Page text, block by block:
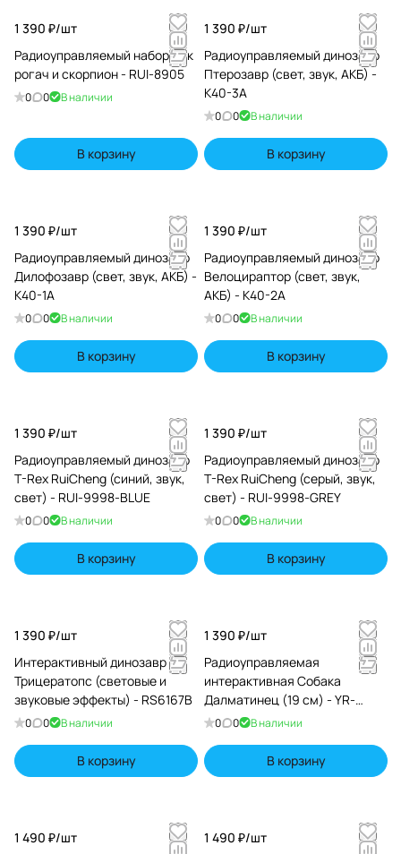
1 390 ₽/шт
Радиоуправляемый набор жук
рогач и скорпион - RUI-8905
0 0 В наличии
В корзину
1 390 ₽/шт
Радиоуправляемый динозавр
Птерозавр (свет, звук, АКБ) -
K40-3A
0 0 В наличии
В корзину
1 390 ₽/шт
Радиоуправляемый динозавр
Дилофозавр (свет, звук, АКБ) -
K40-1A
0 0 В наличии
В корзину
1 390 ₽/шт
Радиоуправляемый динозавр
Велоцираптор (свет, звук,
АКБ) - K40-2A
0 0 В наличии
В корзину
1 390 ₽/шт
Радиоуправляемый динозавр
T-Rex RuiCheng (синий, звук,
свет) - RUI-9998-BLUE
0 0 В наличии
В корзину
1 390 ₽/шт
Радиоуправляемый динозавр
T-Rex RuiCheng (серый, звук,
свет) - RUI-9998-GREY
0 0 В наличии
В корзину
1 390 ₽/шт
Интерактивный динозавр
Трицератопс (световые и
звуковые эффекты) - RS6167B
0 0 В наличии
В корзину
1 390 ₽/шт
Радиоуправляемая
интерактивная Собака
Далматинец (19 см) - YR-
66001
0 0 В наличии
В корзину
1 490 ₽/шт
1 490 ₽/шт